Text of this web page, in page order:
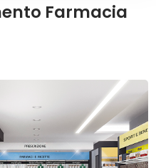
Farmacia